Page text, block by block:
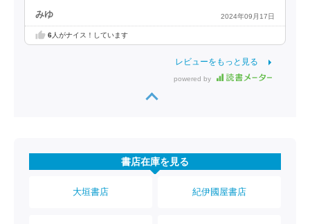
みゆ 2024年09月17日
6人がナイス！しています
レビューをもっと見る
powered by
書店在庫を見る
大垣書店 紀伊國屋書店